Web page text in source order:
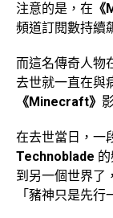
注意的是，在
頻道訂閱數持續
而這名傳奇人物
去世就一直在與
《Minecraft》
在去世當日，一
Technoblade
到另一個世界了
「豬神只是先行